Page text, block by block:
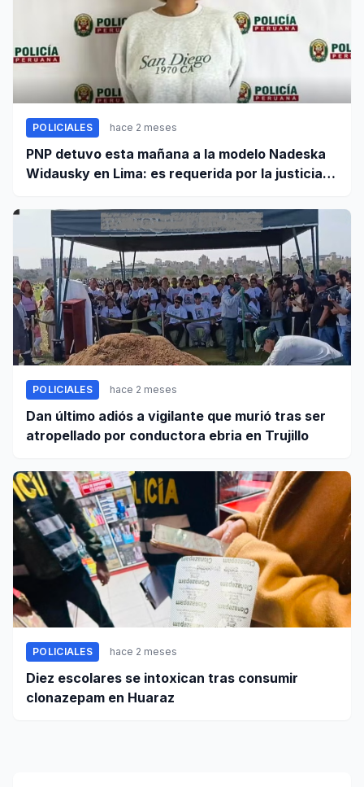
POLICIALES hace 2 meses
PNP detuvo esta mañana a la modelo Nadeska
Widausky en Lima: es requerida por la justicia
POLICIALES hace 2 meses
Dan último adiós a vigilante que murió tras ser
atropellado por conductora ebria en Trujillo
POLICIALES hace 2 meses
Diez escolares se intoxican tras consumir
clonazepam en Huaraz